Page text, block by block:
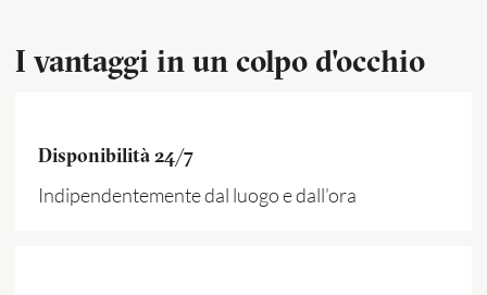
I vantaggi in un colpo d'occhio
Disponibilità 24/7
Indipendentemente dal luogo e dall’ora